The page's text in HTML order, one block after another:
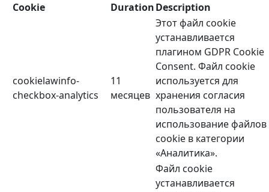
Cookie
DurationDescription
cookielawinfo-
checkbox-analytics
11
месяцев
Этот файл cookie
устанавливается
плагином GDPR Cookie
Consent. Файл cookie
используется для
хранения согласия
пользователя на
использование файлов
cookie в категории
«Аналитика».
Файл cookie
устанавливается